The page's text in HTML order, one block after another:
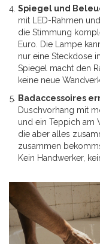
Spiegel und
mit LED-Rahmen
die Stimmung
Euro. Die Lampe
nur eine Steckdose
Spiegel macht den
keine neue
Badaccessoires
Duschvorhang mit
und ein Teppich am
die aber alles
zusammen
Kein Handwerker,